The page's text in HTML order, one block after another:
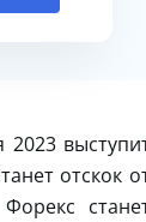
отскок